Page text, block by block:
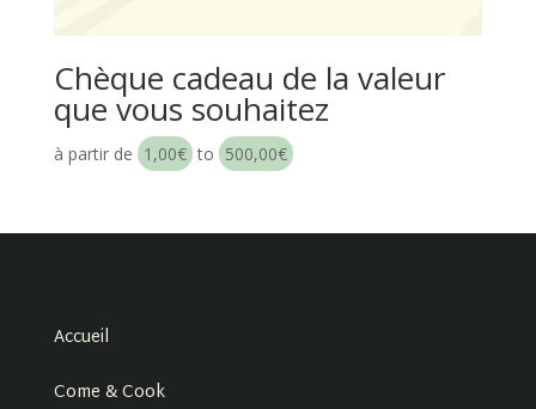
Chèque cadeau de la valeur
que vous souhaitez
à partir de 1,00€ to 500,00€
Accueil
Come & Cook